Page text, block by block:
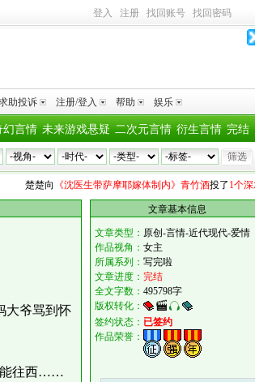
登入 注册 找回账号 找回密码
助投诉 注册/登入 帮助 娱乐
完结
衍生言情
二次元言情
未来游戏悬疑
幻言情
向《沈医生带萨摩耶嫁体制内》青竹酒投了1个深水鱼雷
大爷骂到怀
能往西……
文章基本信息
文章类型： 原创-言情-近代现代-爱情
作品视角： 女主
所属系列： 写完啦
文章进度： 完结
全文字数： 495798字
版权转化：
签约状态： 已签约
作品荣誉：